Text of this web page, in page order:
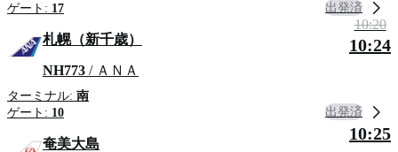
ゲート: 17 出発済
札幌（新千歳）
NH773 / ＡＮＡ
ターミナル: 南
ゲート: 10
10:20
10:24
出発済
奄美大島
10:25